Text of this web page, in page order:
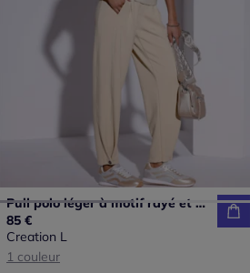
Pull polo léger à motif rayé et ajouré
85 €
Creation L
1 couleur